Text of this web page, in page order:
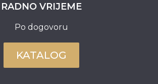
RADNO VRIJEME
Po dogovoru
KATALOG